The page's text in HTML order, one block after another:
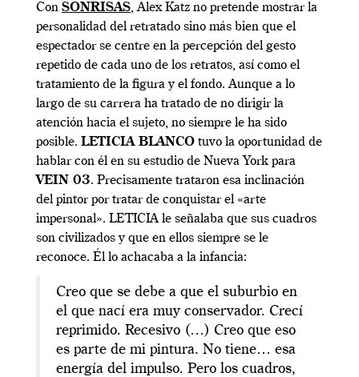
Con SONRISAS, Alex Katz no pretende mostrar la
personalidad del retratado sino más bien que el
espectador se centre en la percepción del gesto
repetido de cada uno de los retratos, así como el
tratamiento de la figura y el fondo. Aunque a lo
largo de su carrera ha tratado de no dirigir la
atención hacia el sujeto, no siempre le ha sido
posible. LETICIA BLANCO tuvo la oportunidad de
hablar con él en su estudio de Nueva York para
VEIN 03. Precisamente trataron esa inclinación
del pintor por tratar de conquistar el «arte
impersonal». LETICIA le señalaba que sus cuadros
son civilizados y que en ellos siempre se le
reconoce. Él lo achacaba a la infancia:
Creo que se debe a que el suburbio en
el que nací era muy conservador. Crecí
reprimido. Recesivo (…) Creo que eso
es parte de mi pintura. No tiene… esa
energía del impulso. Pero los cuadros,